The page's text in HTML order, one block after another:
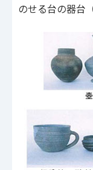
のせる台の器台